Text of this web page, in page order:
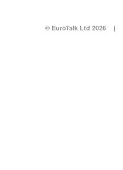
© EuroTalk Ltd 2026 |